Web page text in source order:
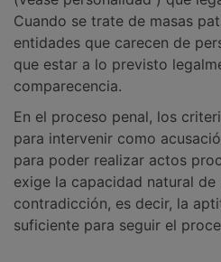
Cuando se trate de masas
entidades que carecen de
que estar a lo previsto
comparecencia.
En el proceso penal, los
para intervenir como
para poder realizar actos
exige la capacidad natural
contradicción, es decir, la
suficiente para seguir el